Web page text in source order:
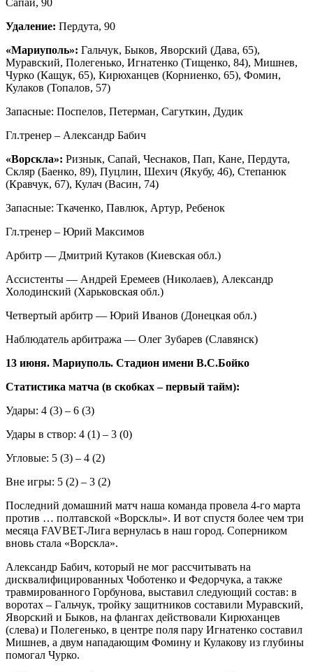
Сапай, 90
Удаление: Пердута, 90
«Мариуполь»: Гальчук, Быков, Яворский (Дава, 65),
Муравский, Полегенько, Игнатенко (Тищенко, 84), Мишнев,
Чурко (Кащук, 65), Кирюханцев (Корниенко, 65), Фомин,
Кулаков (Топалов, 57)
Запасные: Поспелов, Петерман, Сагуткин, Дудик
Гл.тренер – Александр Бабич
«Ворскла»: Ризнык, Сапай, Чеснаков, Пап, Кане, Пердута,
Скляр (Баенко, 89), Пуцлин, Шехич (Якубу, 46), Степанюк
(Кравчук, 67), Кулач (Васин, 74)
Запасные: Ткаченко, Павлюк, Артур, Ребенок
Гл.тренер – Юрий Максимов
Арбитр — Дмитрий Кутаков (Киевская обл.)
Ассистенты — Андрей Еремеев (Николаев), Александр
Холодинский (Харьковская обл.)
Четвертый арбитр — Юрий Иванов (Донецкая обл.)
Наблюдатель арбитража — Олег Зубарев (Славянск)
13 июня. Мариуполь. Стадион имени В.С.Бойко
Статистика матча (в скобках – первый тайм):
Удары: 4 (3) – 6 (3)
Удары в створ: 4 (1) – 3 (0)
Угловые: 5 (3) – 4 (2)
Вне игры: 5 (2) – 3 (2)
Последний домашний матч наша команда провела 4-го марта
против … полтавской «Ворсклы». И вот спустя более чем три
месяца FAVBET-Лига вернулась в наш город. Соперником
вновь стала «Ворскла».
Александр Бабич, который не мог рассчитывать на
дисквалифицированных Чоботенко и Федорчука, а также
травмированного Горбунова, выставил следующий состав: в
воротах – Гальчук, тройку защитников составили Муравский,
Яворский и Быков, на флангах действовали Кирюханцев
(слева) и Полегенько, в центре поля пару Игнатенко составил
Мишнев, а двум нападающим Фомину и Кулакову из глубины
помогал Чурко.